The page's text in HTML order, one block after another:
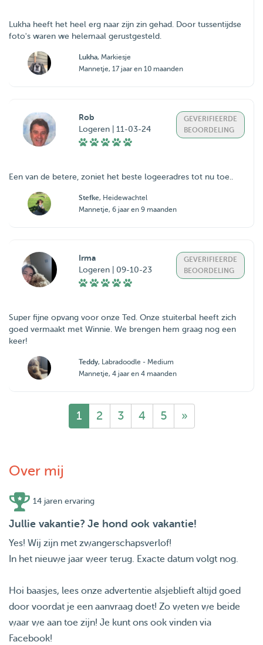
Lukha heeft het heel erg naar zijn zin gehad. Door tussentijdse
foto's waren we helemaal gerustgesteld.
Lukha, Markiesje
Mannetje, 17 jaar en 10 maanden
Rob
Logeren | 11-03-24
GEVERIFIEERDE
BEOORDELING
Een van de betere, zoniet het beste logeeradres tot nu toe..
Stefke, Heidewachtel
Mannetje, 6 jaar en 9 maanden
Irma
Logeren | 09-10-23
GEVERIFIEERDE
BEOORDELING
Super fijne opvang voor onze Ted. Onze stuiterbal heeft zich
goed vermaakt met Winnie. We brengen hem graag nog een
keer!
Teddy, Labradoodle - Medium
Mannetje, 4 jaar en 4 maanden
1 2 3 4 5 »
Over mij
14 jaren ervaring
Jullie vakantie? Je hond ook vakantie!
Yes! Wij zijn met zwangerschapsverlof!
In het nieuwe jaar weer terug. Exacte datum volgt nog.
Hoi baasjes, lees onze advertentie alsjeblieft altijd goed
door voordat je een aanvraag doet! Zo weten we beide
waar we aan toe zijn! Je kunt ons ook vinden via
Facebook!